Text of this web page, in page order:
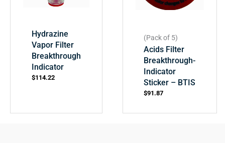
Hydrazine
Vapor Filter
Breakthrough
Indicator
$114.22
(Pack of 5)
Acids Filter
Breakthrough-
Indicator
Sticker – BTIS
$91.87